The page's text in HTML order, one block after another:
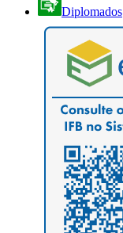
Diplomados